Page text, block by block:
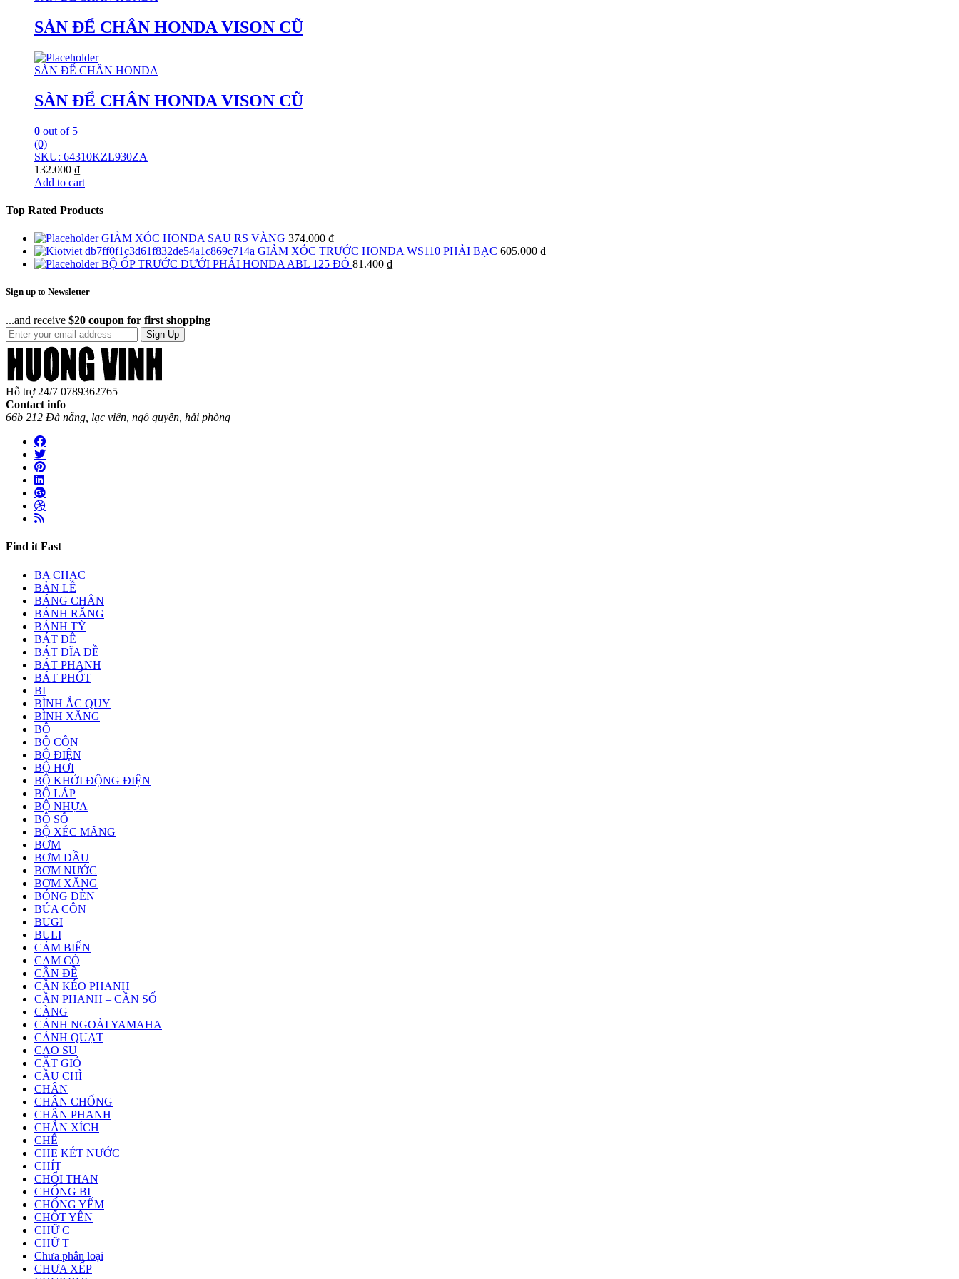
SÀN ĐỂ CHÂN HONDA VISON CŨ
SÀN ĐỂ CHÂN HONDA
SÀN ĐỂ CHÂN HONDA VISON CŨ
0 out of 5
(0)
SKU: 64310KZL930ZA
132.000 ₫
Add to cart
Top Rated Products
GIẢM XÓC HONDA SAU RS VÀNG 374.000 ₫
GIẢM XÓC TRƯỚC HONDA WS110 PHẢI BẠC 605.000 ₫
BỘ ỐP TRƯỚC DƯỚI PHẢI HONDA ABL 125 ĐỎ 81.400 ₫
Sign up to Newsletter
...and receive $20 coupon for first shopping
Sign Up
Hỗ trợ 24/7 0789362765
Contact info
66b 212 Đà nẵng, lạc viên, ngô quyền, hải phòng
Find it Fast
BA CHẠC
BẢN LỀ
BÁNG CHÂN
BÁNH RĂNG
BÁNH TỲ
BÁT ĐỀ
BÁT ĐĨA ĐỀ
BÁT PHANH
BÁT PHỐT
BI
BÌNH ẮC QUY
BÌNH XĂNG
BÔ
BỘ CÔN
BỘ ĐIỆN
BỘ HƠI
BỘ KHỞI ĐỘNG ĐIỆN
BỘ LÁP
BỘ NHỰA
BỘ SỐ
BỘ XÉC MĂNG
BƠM
BƠM DẦU
BƠM NƯỚC
BƠM XĂNG
BÓNG ĐÈN
BÚA CÔN
BUGI
BULI
CẢM BIẾN
CAM CÒ
CẦN ĐỀ
CẦN KÉO PHANH
CẦN PHANH – CẦN SỐ
CÀNG
CÁNH NGOÀI YAMAHA
CÁNH QUẠT
CAO SU
CẮT GIÓ
CẦU CHÌ
CHÂN
CHÂN CHỐNG
CHÂN PHANH
CHẮN XÍCH
CHẾ
CHE KÉT NƯỚC
CHÍT
CHỔI THAN
CHỐNG BI
CHỐNG YẾM
CHỐT YÊN
CHỮ C
CHỮ T
Chưa phân loại
CHƯA XẾP